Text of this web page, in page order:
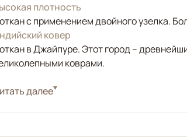
плотность
с применением двойного узелка.
ковер
в Джайпуре. Этот город –
коврами.
Современные
далее